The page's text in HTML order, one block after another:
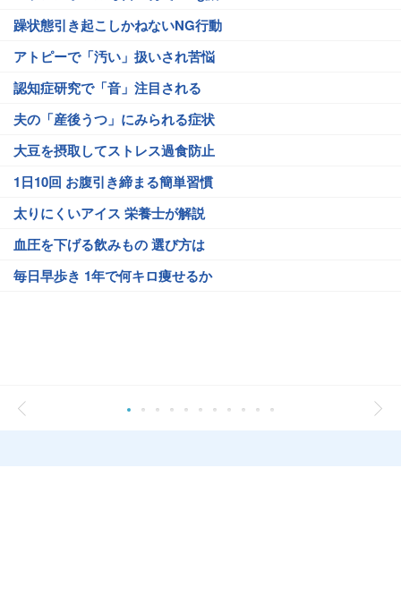
躁状態引き起こしかねないNG行動
アトピーで「汚い」扱いされ苦悩
認知症研究で「音」注目される
夫の「産後うつ」にみられる症状
大豆を摂取してストレス過食防止
1日10回 お腹引き締まる簡単習慣
太りにくいアイス 栄養士が解説
血圧を下げる飲みもの 選び方は
毎日早歩き 1年で何キロ痩せるか